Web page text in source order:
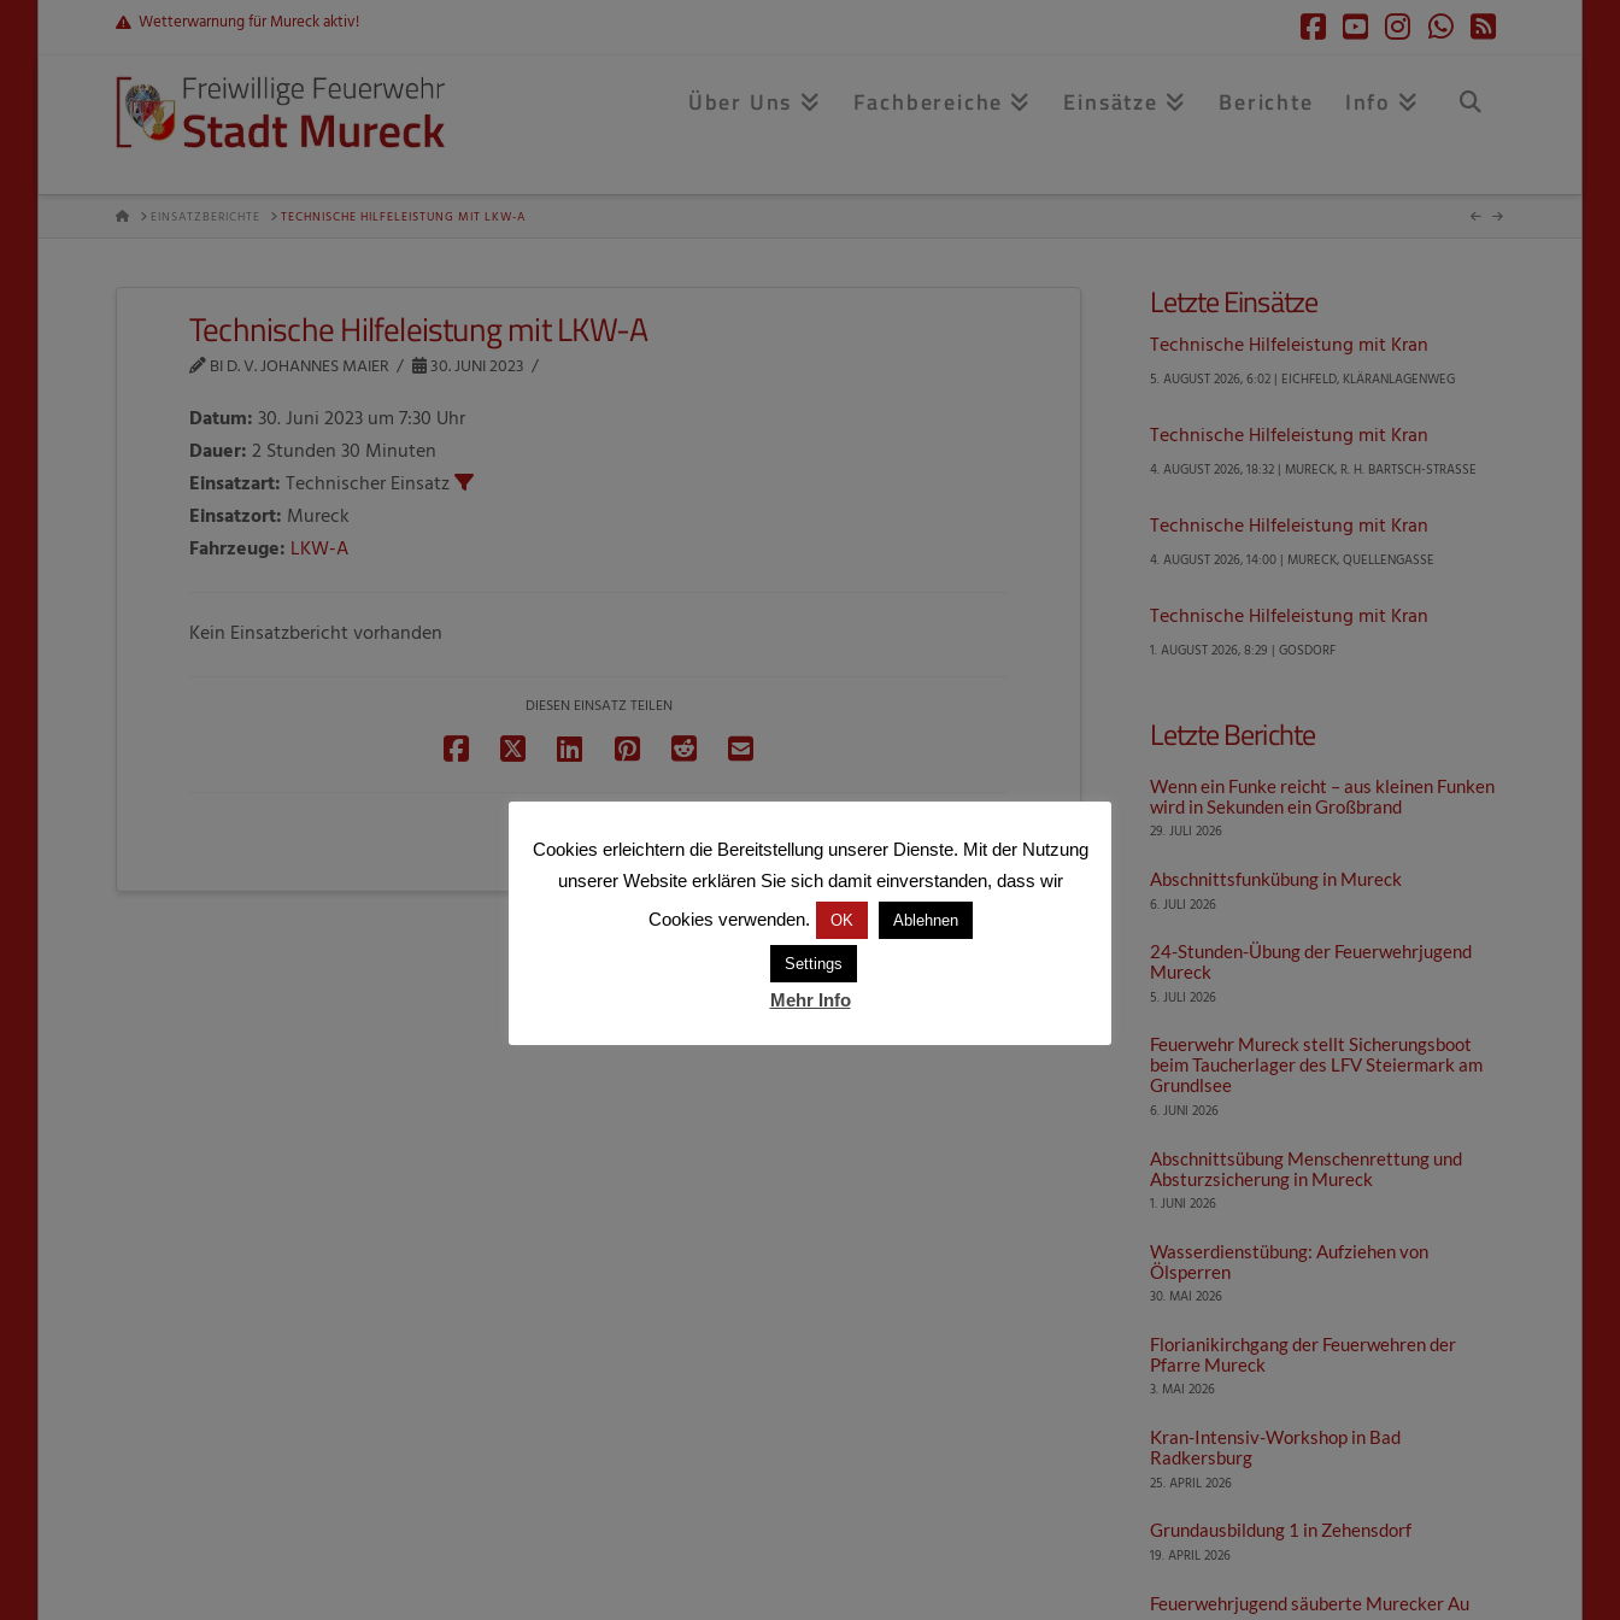
Facebook
YouTubeInstagram
Whatsapp
RSS
Wetterwarnung für Mureck aktiv!
Über Uns Fachbereiche Einsätze Berichte Info
HOMEEINSATZBERICHTE TECHNISCHE HILFELEISTUNG MIT LKW-A
Technische Hilfeleistung mit LKW-A
BI D. V. JOHANNES MAIER 30. JUNI 2023
Datum: 30. Juni 2023 um 7:30 Uhr
Dauer:2 Stunden 30 Minuten
Einsatzart:Technischer Einsatz
Einsatzort: Mureck
Fahrzeuge: LKW-A
Kein Einsatzbericht vorhanden
DIESEN EINSATZ TEILEN
Letzte Einsätze
Technische Hilfeleistung mit Kran
5. AUGUST 2026, 6:02 | EICHFELD, KLÄRANLAGENWEG
Technische Hilfeleistung mit Kran
4. AUGUST 2026, 18:32 | MURECK, R. H. BARTSCH-STRASSE
Technische Hilfeleistung mit Kran
4. AUGUST 2026, 14:00 | MURECK, QUELLENGASSE
Technische Hilfeleistung mit Kran
1. AUGUST 2026, 8:29 | GOSDORF
Letzte Berichte
Wenn ein Funke reicht – aus kleinen Funken
wird in Sekunden ein Großbrand
29. JULI 2026
Abschnittsfunkübung in Mureck
6. JULI 2026
24-Stunden-Übung der Feuerwehrjugend
Mureck
5. JULI 2026
Feuerwehr Mureck stellt Sicherungsboot
beim Taucherlager des LFV Steiermark am
Grundlsee
6. JUNI 2026
Abschnittsübung Menschenrettung und
Absturzsicherung in Mureck
1. JUNI 2026
Wasserdienstübung: Aufziehen von
Ölsperren
30. MAI 2026
Florianikirchgang der Feuerwehren der
Pfarre Mureck
3. MAI 2026
Kran-Intensiv-Workshop in Bad
Radkersburg
25. APRIL 2026
Grundausbildung 1 in Zehensdorf
19. APRIL 2026
Feuerwehrjugend säuberte Murecker Au
Cookies erleichtern die Bereitstellung unserer Dienste. Mit der Nutzung
unserer Website erklären Sie sich damit einverstanden, dass wir
Cookies verwenden.
OK Ablehnen
Settings
Mehr Info